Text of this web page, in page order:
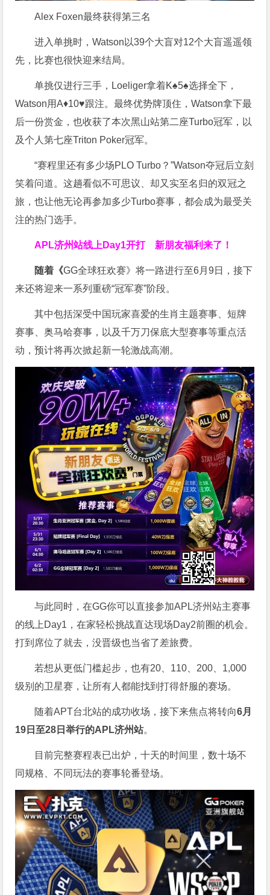
Alex Foxen最终获得第三名
进入单挑时，Watson以39个大盲对12个大盲遥遥领
先，比赛也很快迎来结局。
单挑仅进行三手，Loeliger拿着K♠5♠选择全下，
Watson用A♦10♥跟注。最终优势牌顶住，Watson拿下最
后一份赏金，也收获了本次黑山站第二座Turbo冠军，以
及个人第七座Triton Poker冠军。
“赛程里还有多少场PLO Turbo？”Watson夺冠后立刻
笑着问道。这趟看似不可思议、却又实至名归的双冠之
旅，也让他无论再参加多少Turbo赛事，都会成为最受关
注的热门选手。
APL济州站线上Day1开打 新朋友福利来了！
随着《GG全球狂欢赛》将一路进行至6月9日，接下
来还将迎来一系列重磅“冠军赛”阶段。
其中包括深受中国玩家喜爱的生肖主题赛事、短牌
赛事、奥马哈赛事，以及千万刀保底大型赛事等重点活
动，预计将再次掀起新一轮激战高潮。
与此同时，在GG你可以直接参加APL济州站主赛事
的线上Day1，在家轻松挑战直达现场Day2前圈的机会。
打到席位了就去，没晋级也当省了差旅费。
若想从更低门槛起步，也有20、110、200、1,000
级别的卫星赛，让所有人都能找到打得舒服的赛场。
随着APT台北站的成功收场，接下来焦点将转向6月
19 日至28 日举行的APL济州站。
目前完整赛程表已出炉，十天的时间里，数十场不
同规格、不同玩法的赛事轮番登场。